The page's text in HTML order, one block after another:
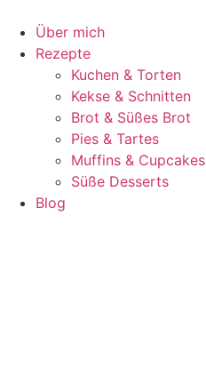
Inhalt
springen
Über mich
Rezepte
Kuchen & Torten
Kekse & Schnitten
Brot & Süßes Brot
Pies & Tartes
Muffins & Cupcakes
Süße Desserts
Blog